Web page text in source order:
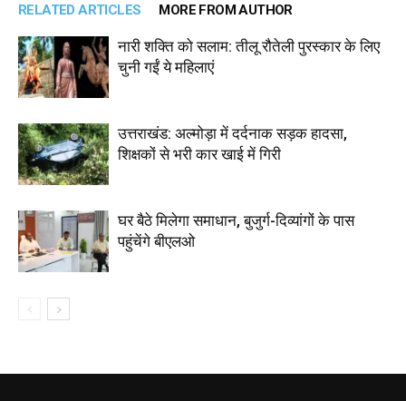
RELATED ARTICLES MORE FROM AUTHOR
नारी शक्ति को सलाम: तीलू रौतेली पुरस्कार के लिए
चुनी गईं ये महिलाएं
उत्तराखंड: अल्मोड़ा में दर्दनाक सड़क हादसा,
शिक्षकों से भरी कार खाई में गिरी
घर बैठे मिलेगा समाधान, बुजुर्ग-दिव्यांगों के पास
पहुंचेंगे बीएलओ